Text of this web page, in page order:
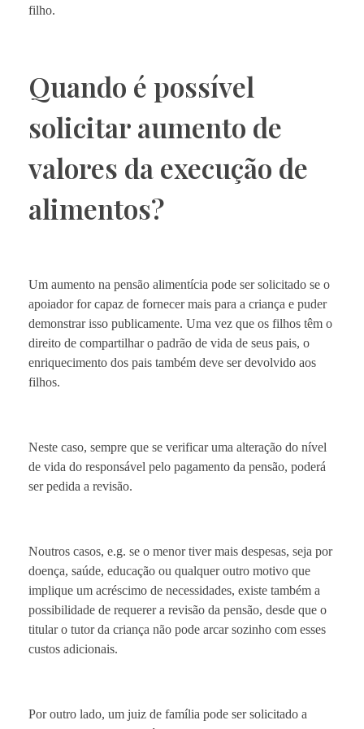
filho.
Quando é possível
solicitar aumento de
valores da execução de
alimentos?
Um aumento na pensão alimentícia pode ser solicitado se o
apoiador for capaz de fornecer mais para a criança e puder
demonstrar isso publicamente. Uma vez que os filhos têm o
direito de compartilhar o padrão de vida de seus pais, o
enriquecimento dos pais também deve ser devolvido aos
filhos.
Neste caso, sempre que se verificar uma alteração do nível
de vida do responsável pelo pagamento da pensão, poderá
ser pedida a revisão.
Noutros casos, e.g. se o menor tiver mais despesas, seja por
doença, saúde, educação ou qualquer outro motivo que
implique um acréscimo de necessidades, existe também a
possibilidade de requerer a revisão da pensão, desde que o
titular o tutor da criança não pode arcar sozinho com esses
custos adicionais.
Por outro lado, um juiz de família pode ser solicitado a